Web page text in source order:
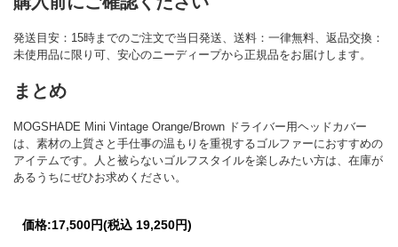
発送目安：15時までのご注文で当日発送、送料：一律無料、返品交換：
未使用品に限り可、安心のニーディープから正規品をお届けします。
まとめ
MOGSHADE Mini Vintage Orange/Brown ドライバー用ヘッドカバー
は、素材の上質さと手仕事の温もりを重視するゴルファーにおすすめの
アイテムです。人と被らないゴルフスタイルを楽しみたい方は、在庫が
あるうちにぜひお求めください。
価格:17,500円(税込 19,250円)